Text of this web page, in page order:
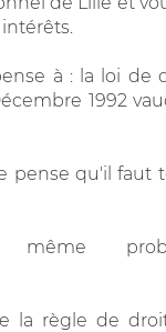
à : la loi de
1992
pense qu'il faut
même
la règle de